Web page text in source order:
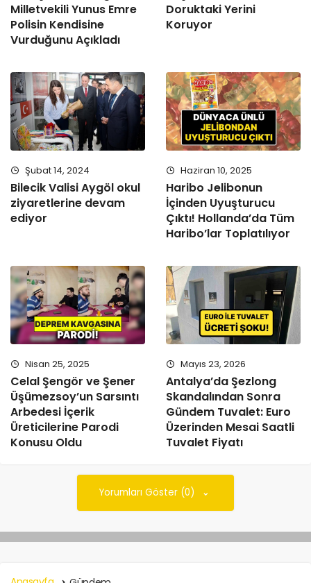
Milletvekili Yunus Emre
Polisin Kendisine
Vurduğunu Açıkladı
Doruktaki Yerini
Koruyor
Şubat 14, 2024
Bilecik Valisi Aygöl okul
ziyaretlerine devam
ediyor
Haziran 10, 2025
Haribo Jelibonun
İçinden Uyuşturucu
Çıktı! Hollanda’da Tüm
Haribo’lar Toplatılıyor
Nisan 25, 2025
Celal Şengör ve Şener
Üşümezsoy’un Sarsıntı
Arbedesi İçerik
Üreticilerine Parodi
Konusu Oldu
Mayıs 23, 2026
Antalya’da Şezlong
Skandalından Sonra
Gündem Tuvalet: Euro
Üzerinden Mesai Saatli
Tuvalet Fiyatı
Yorumları Göster (0)